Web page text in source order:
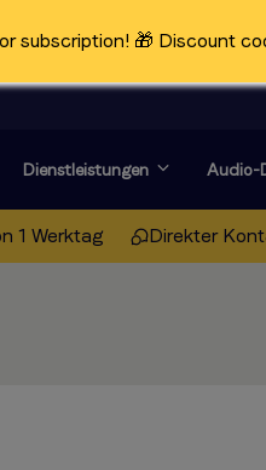
subscription! 🎁 Discount
Dienstleistungen Audio-
1 Werktag Direkter